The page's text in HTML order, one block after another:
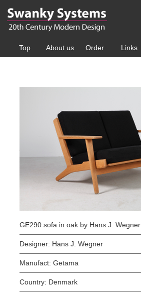
Top About us Order Links
GE290 sofa in oak by Hans J. Wegner
Designer: Hans J. Wegner
Manufact: Getama
Country: Denmark